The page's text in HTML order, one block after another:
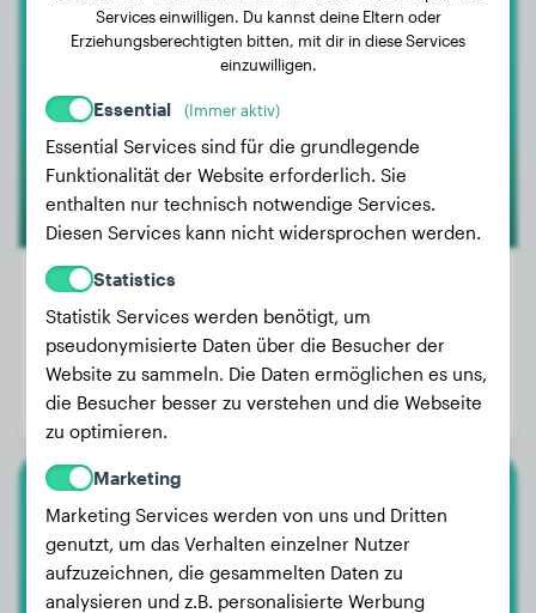
Hennessy
Gewicht:
20 kg
Alter:
1 Jahr, 11 Monate
Geschlecht:
Rüde
Malinois
V-Hoosgor
Services einwilligen. Du kannst deine Eltern oder
Erziehungsberechtigten bitten, mit dir in diese Services
einzuwilligen.
Essential (Immer aktiv)
Essential Services sind für die grundlegende
Funktionalität der Website erforderlich. Sie
enthalten nur technisch notwendige Services.
Diesen Services kann nicht widersprochen werden.
Statistics
Statistik Services werden benötigt, um
pseudonymisierte Daten über die Besucher der
Website zu sammeln. Die Daten ermöglichen es uns,
die Besucher besser zu verstehen und die Webseite
zu optimieren.
Marketing
Marketing Services werden von uns und Dritten
genutzt, um das Verhalten einzelner Nutzer
aufzuzeichnen, die gesammelten Daten zu
analysieren und z.B. personalisierte Werbung